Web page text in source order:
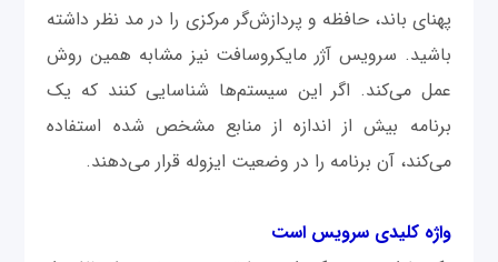
پهنای باند، حافظه و پردازش‌گر مرکزی را در مد نظر داشته
باشید. سرویس آژر مایکروسافت نیز مشابه همین روش
عمل می‌کند. اگر این سیستم‌ها شناسایی کنند که یک
برنامه بیش از اندازه از منابع مشخص شده استفاده
می‌کند، آن برنامه را در وضعیت ایزوله قرار می‌دهند.
واژه کلیدی سرویس است